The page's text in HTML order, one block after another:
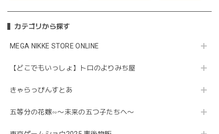
カテゴリから探す
MEGA NIKKE STORE ONLINE
【どこでもいっしょ】トロのよりみち屋
きゃらっぴんすとあ
五等分の花嫁∽〜未来の五つ子たちへ〜